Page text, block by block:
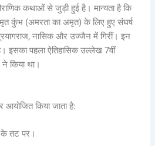
कथाओं से जुड़ी हुई है। मान्यता है कि
कुंभ (अमरता का अमृत) के लिए हुए संघर्ष
नासिक और उज्जैन में गिरीं। इन
इसका पहला ऐतिहासिक उल्लेख 7वीं
ने किया था।
आयोजित किया जाता है:
के तट पर।